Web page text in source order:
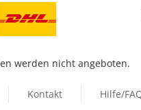
werden nicht angeboten.
Kontakt Hilfe/